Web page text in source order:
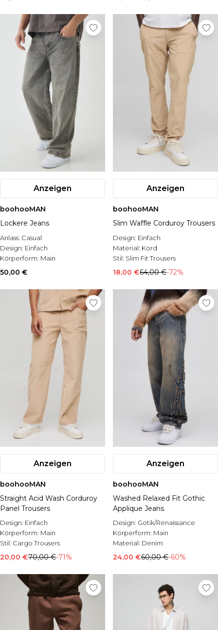
Anzeigen
boohooMAN
Lockere Jeans
Anlass: Casual
Design: Einfach
Körperform: Main
50,00 €
Anzeigen
boohooMAN
Slim Waffle Corduroy Trousers
Design: Einfach
Material: Kord
Stil: Slim Fit Trousers
18,00 €64,00 €-72%
Anzeigen
boohooMAN
Straight Acid Wash Corduroy
Panel Trousers
Design: Einfach
Körperform: Main
Stil: Cargo Trousers
20,00 €70,00 €-71%
Anzeigen
boohooMAN
Washed Relaxed Fit Gothic
Applique Jeans
Design: Gotik/Renaissance
Körperform: Main
Material: Denim
24,00 €60,00 €-60%